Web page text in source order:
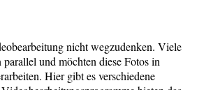
nicht wegzudenken. Viele
und möchten diese Fotos in
Hier gibt es verschiedene